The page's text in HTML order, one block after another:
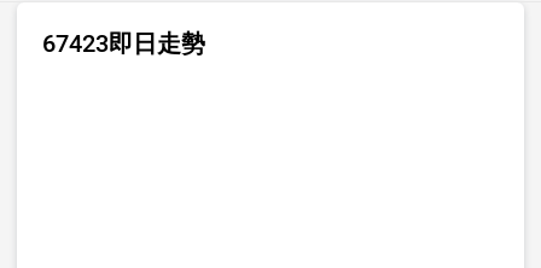
67423即日走勢